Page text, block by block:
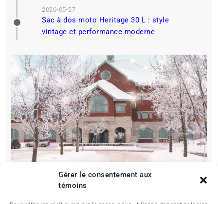
Gérer le consentement aux
témoins
2026-05-27
Sac à dos moto Heritage 30 L : style
vintage et performance moderne